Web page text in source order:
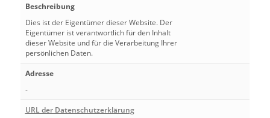
Beschreibung
Dies ist der Eigentümer dieser Website. Der
Eigentümer ist verantwortlich für den Inhalt
dieser Website und für die Verarbeitung Ihrer
persönlichen Daten.
Adresse
-
URL der Datenschutzerklärung